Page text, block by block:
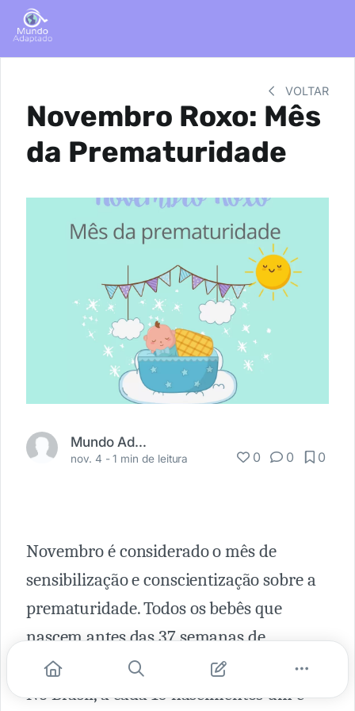
VOLTAR
Novembro Roxo: Mês
da Prematuridade
Mundo Adaptado
nov. 4 -1 min de leitura 0 0 0
Novembro é considerado o mês de
sensibilização e conscientização sobre a
prematuridade. Todos os bebês que
nascem antes das 37 semanas de
gestação são considerados prematuros.
No Brasil, a cada 10 nascimentos um é